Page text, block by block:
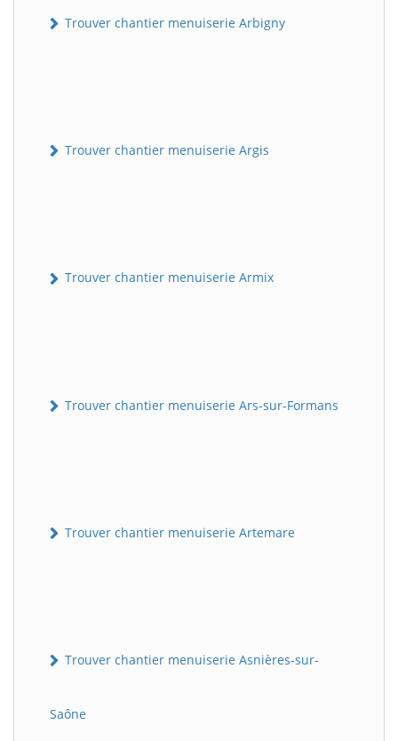
Trouver chantier menuiserie Arbigny
Trouver chantier menuiserie Argis
Trouver chantier menuiserie Armix
Trouver chantier menuiserie Ars-sur-Formans
Trouver chantier menuiserie Artemare
Trouver chantier menuiserie Asnières-sur-
Saône